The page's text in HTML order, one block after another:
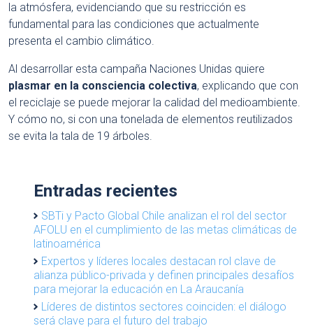
la atmósfera, evidenciando que su restricción es
fundamental para las condiciones que actualmente
presenta el cambio climático.
Al desarrollar esta campaña Naciones Unidas quiere
plasmar en la consciencia colectiva, explicando que con
el reciclaje se puede mejorar la calidad del medioambiente.
Y cómo no, si con una tonelada de elementos reutilizados
se evita la tala de 19 árboles.
Entradas recientes
SBTi y Pacto Global Chile analizan el rol del sector
AFOLU en el cumplimiento de las metas climáticas de
latinoamérica
Expertos y líderes locales destacan rol clave de
alianza público-privada y definen principales desafíos
para mejorar la educación en La Araucanía
Líderes de distintos sectores coinciden: el diálogo
será clave para el futuro del trabajo